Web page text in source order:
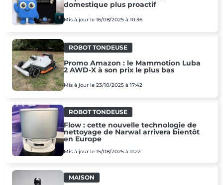
domestique plus proactif
Mis à jour le 16/08/2025 à 10:36
ROBOT TONDEUSE
Promo Amazon : le Mammotion Luba
2 AWD-X à son prix le plus bas
Mis à jour le 23/10/2025 à 17:42
ROBOT TONDEUSE
Flow : cette nouvelle technologie de
nettoyage de Narwal arrivera bientôt
en Europe
Mis à jour le 15/08/2025 à 11:22
MAISON